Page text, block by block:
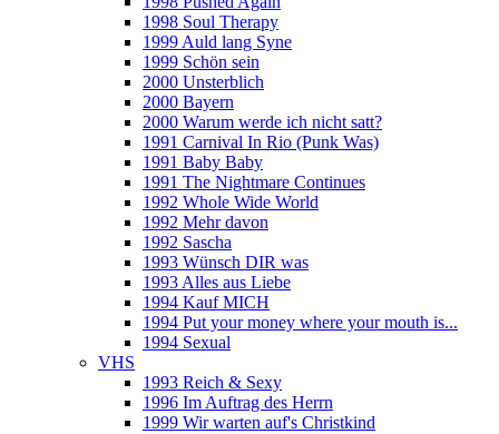
1998 Soul Therapy
1999 Auld lang Syne
1999 Schön sein
2000 Unsterblich
2000 Bayern
2000 Warum werde ich nicht satt?
1991 Carnival In Rio (Punk Was)
1991 Baby Baby
1991 The Nightmare Continues
1992 Whole Wide World
1992 Mehr davon
1992 Sascha
1993 Wünsch DIR was
1993 Alles aus Liebe
1994 Kauf MICH
1994 Put your money where your mouth is...
1994 Sexual
VHS
1993 Reich & Sexy
1996 Im Auftrag des Herrn
1999 Wir warten auf's Christkind